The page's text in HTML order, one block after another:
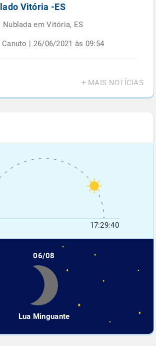
Vitória -ES
Nublada em Vitória, ES
| 26/06/2021 às 09:54
+ MAIS NOTÍCIAS
17:29:40
06/08
Lua Minguante